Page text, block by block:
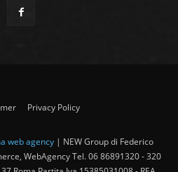
Privacy Policy
web agency| NEW Group di Federico
WebAgency Tel. 06 86891320 - 320